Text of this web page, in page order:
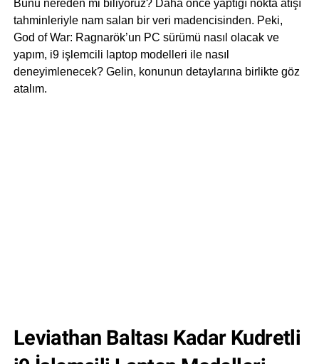
Bunu nereden mi biliyoruz? Daha önce yaptığı nokta atışı
tahminleriyle nam salan bir veri madencisinden. Peki,
God of War: Ragnarök’un PC sürümü nasıl olacak ve
yapım, i9 işlemcili laptop modelleri ile nasıl
deneyimlenecek? Gelin, konunun detaylarına birlikte göz
atalım.
Leviathan Baltası Kadar Kudretli